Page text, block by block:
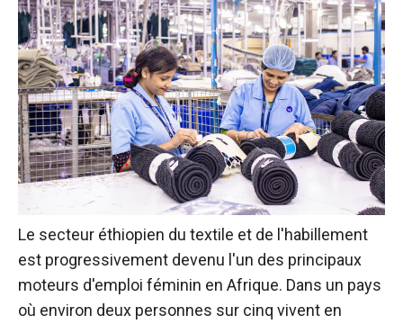
Le secteur éthiopien du textile et de l'habillement
est progressivement devenu l'un des principaux
moteurs d'emploi féminin en Afrique. Dans un pays
où environ deux personnes sur cinq vivent en